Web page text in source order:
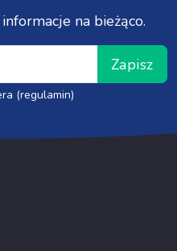
na bieżąco.
Zapisz
(regulamin)